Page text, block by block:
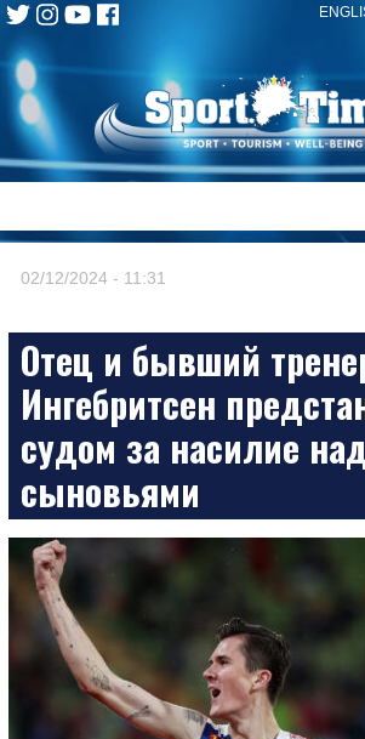
Skip
content
02/12/2024 - 11:31
Отец и бывший
Ингебритсен
судом за насилие
сыновьями